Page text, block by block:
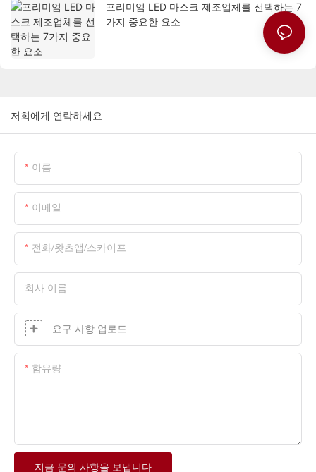
프리미엄 LED 마스크 제조업체를 선택하는 7
가지 중요한 요소
저희에게 연락하세요
이름
이메일
전화/왓츠앱/스카이프
회사 이름
요구 사항 업로드
함유량
지금 문의 사항을 보냅니다